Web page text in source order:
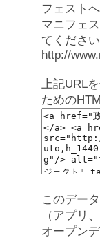
フェスト
マニフェ
てください
http://
上記URL
ための
このデー
（アプリ
オープン